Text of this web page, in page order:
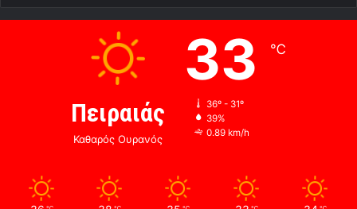
Πειραιάς
Καθαρός Ουρανός
33 ℃
36º - 31º
39%
0.89 km/h